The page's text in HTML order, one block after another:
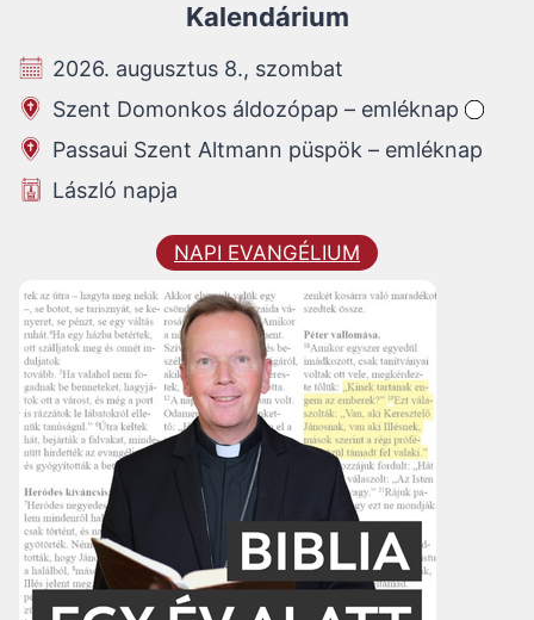
Kalendárium
2026. augusztus 8., szombat
Szent Domonkos áldozópap – emléknap
Passaui Szent Altmann püspök – emléknap
László napja
NAPI EVANGÉLIUM